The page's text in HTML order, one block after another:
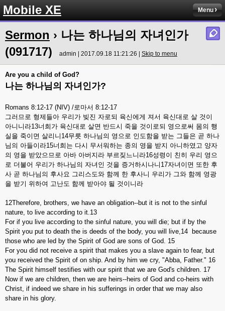
Mobile XE Menu
Sermon › 나는 하나님의 자녀인가
(091717)
admin | 2017.09.18 11:21:26 | Skip to menu
Are you a child of God?
나는 하나님의 자녀인가?
Romans 8:12-17 (NIV) /로마서 8:12-17
그러므로 형제들아 우리가 빚진 자로되 육신에게 져서 육신대로 살 것이
아니니라13너희가 육신대로 살면 반드시 죽을 것이로되 영으로써 몸의 행
실을 죽이면 살리니14무릇 하나님의 영으로 인도함을 받는 그들은 곧 하나
님의 아들이라15너희는 다시 무서워하는 종의 영을 받지 아니하였고 양자
의 영을 받았으므로 아바 아버지라 부르짖느니라16성령이 친히 우리 영으
로 더불어 우리가 하나님의 자녀인 것을 증거하시나니17자녀이면 또한 후
사 곧 하나님의 후사요 그리스도와 함께 한 후사니 우리가 그와 함께 영광
을 받기 위하여 고난도 함께 받아야 될 것이니라
12Therefore, brothers, we have an obligation--but it is not to the sinful
nature, to live according to it.13
For if you live according to the sinful nature, you will die; but if by the
Spirit you put to death the is deeds of the body, you will live,14 because
those who are led by the Spirit of God are sons of God. 15
For you did not receive a spirit that makes you a slave again to fear, but
you received the Spirit of on ship. And by him we cry, "Abba, Father." 16
The Spirit himself testifies with our spirit that we are God's children. 17
Now if we are children, then we are heirs--heirs of God and co-heirs with
Christ, if indeed we share in his sufferings in order that we may also
share in his glory.